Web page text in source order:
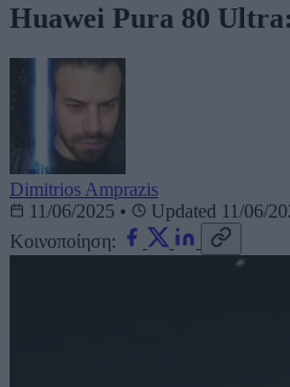
Huawei Pura 80 Ultra:
Dimitrios Amprazis
11/06/2025 •
Updated 11/06/
Κοινοποίηση: